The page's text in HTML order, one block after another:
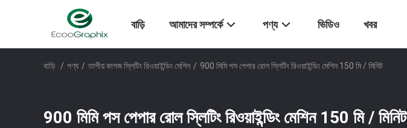
বাড়ি আমাদের সম্পর্কে পণ্য ভিডিও খবর
বাড়ি / পণ্য / তাপীয় কাগজ স্লিটিং রিওয়াইন্ডিং মেশিন / 900 মিমি পস পেপার রোল স্লিটিং রিওয়াইন্ডিং মেশিন 150 মি / মিনিট
900 মিমি পস পেপার রোল স্লিটিং রিওয়াইন্ডিং মেশিন 150 মি / মিনিট